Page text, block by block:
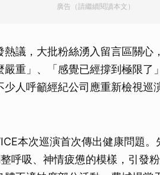
廣告（請繼續閱讀本文）
議，大批粉絲湧入留言區關心
重」、「感覺已經撐到極限了
少人呼籲經紀公司應重新檢視巡
本次巡演首次傳出健康問題
呼吸、神情疲憊的模樣，引發